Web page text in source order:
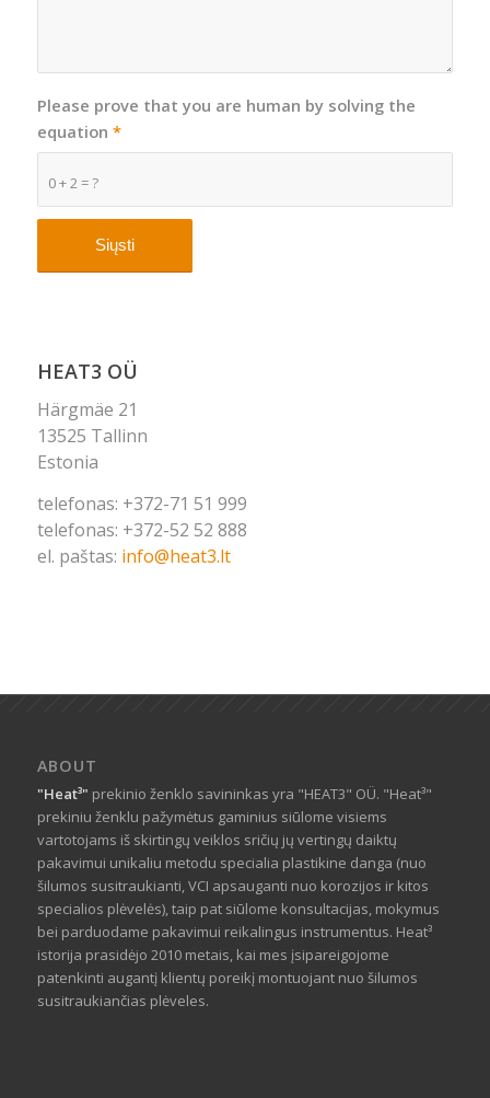
0 + 2 = ?
Please prove that you are human by solving the
equation *
HEAT3 OÜ
Härgmäe 21
13525 Tallinn
Estonia
telefonas: +372-71 51 999
telefonas: +372-52 52 888
el. paštas: info@heat3.lt
ABOUT
"Heat³" prekinio ženklo savininkas yra "HEAT3" OÜ. "Heat³"
prekiniu ženklu pažymėtus gaminius siūlome visiems
vartotojams iš skirtingų veiklos sričių jų vertingų daiktų
pakavimui unikaliu metodu specialia plastikine danga (nuo
šilumos susitraukianti, VCI apsauganti nuo korozijos ir kitos
specialios plėvelės), taip pat siūlome konsultacijas, mokymus
bei parduodame pakavimui reikalingus instrumentus. Heat³
istorija prasidėjo 2010 metais, kai mes įsipareigojome
patenkinti augantį klientų poreikį montuojant nuo šilumos
susitraukiančias plėveles.